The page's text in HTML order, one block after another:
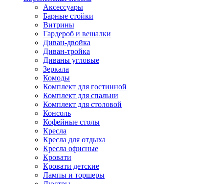
Аксессуары
Барные стойки
Витрины
Гардероб и вешалки
Диван-двойка
Диван-тройка
Диваны угловые
Зеркала
Комоды
Комплект для гостинной
Комплект для спальни
Комплект для столовой
Консоль
Кофейные столы
Кресла
Кресла для отдыха
Кресла офисные
Кровати
Кровати детские
Лампы и торшеры